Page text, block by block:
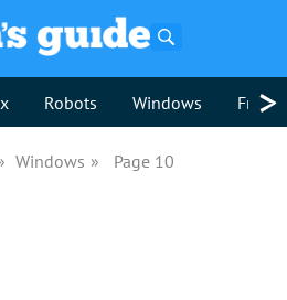
Robots Windows >
Windows Page 10